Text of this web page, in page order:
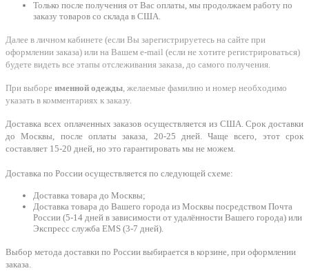
Только после получения от Вас оплаты, мы продолжаем работу по
заказу товаров со склада в США.
Далее в личном кабинете (если Вы зарегистрируетесь на сайте при
оформлении заказа) или на Вашем e-mail (если не хотите регистрироваться)
будете видеть все этапы отслеживания заказа, до самого получения.
При выборе именной одежды, желаемые фамилию и номер необходимо
указать в комментариях к заказу.
Доставка всех оплаченных заказов осуществляется из США. Срок доставки
до Москвы, после оплаты заказа, 20-25 дней. Чаще всего, этот срок
составляет 15-20 дней, но это гарантировать мы не можем.
Доставка по России осуществляется по следующей схеме:
Доставка товара до Москвы;
Доставка товара до Вашего города из Москвы посредством Почта
России (5-14 дней в зависимости от удалённости Вашего города) или
Экспресс служба EMS (3-7 дней).
Выбор метода доставки по России выбирается в корзине, при оформлении
заказа.